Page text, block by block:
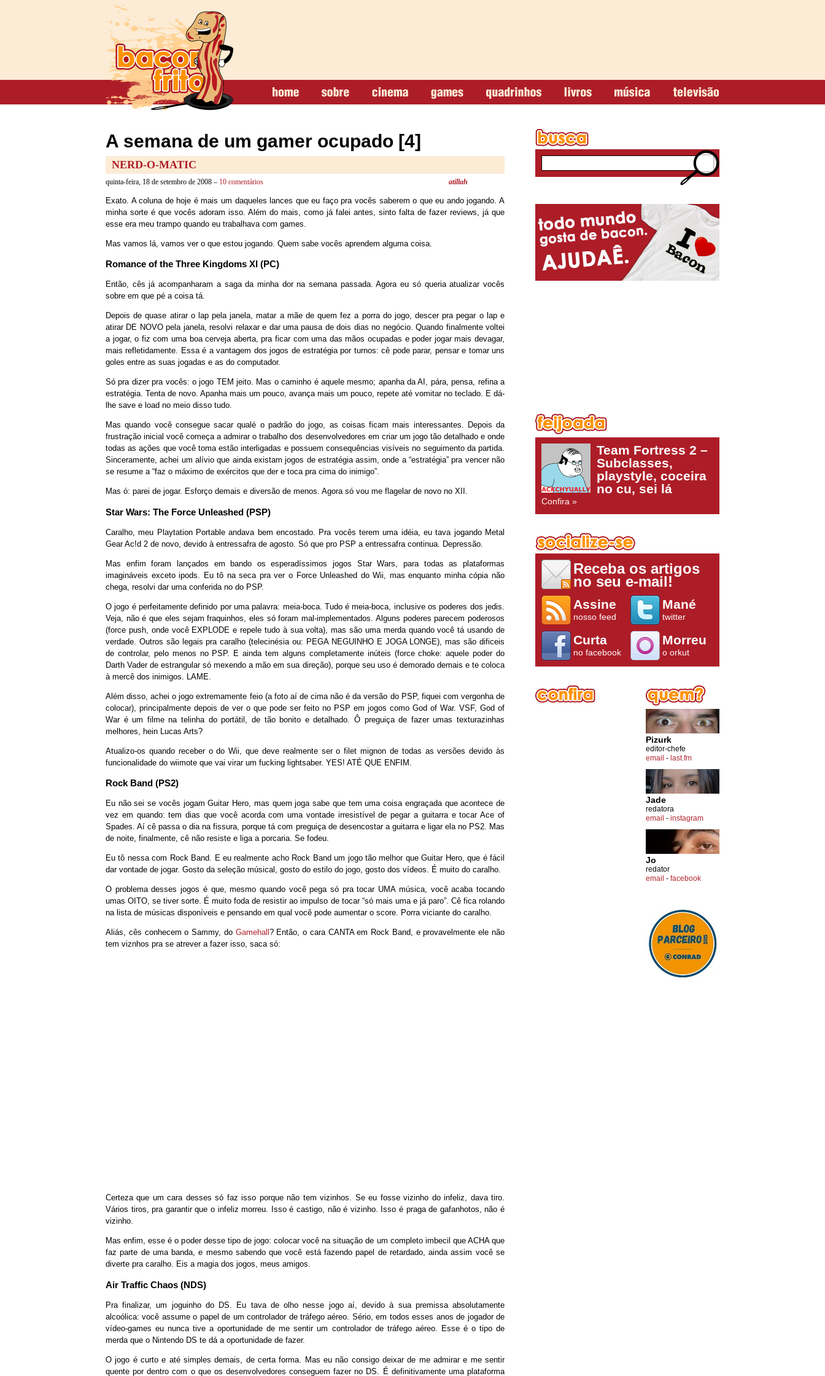
A semana de um gamer ocupado [4]
NERD-O-MATIC
quinta-feira, 18 de setembro de 2008 – 10 comentários atillah
Exato. A coluna de hoje é mais um daqueles lances que eu faço pra vocês saberem o que eu ando jogando. A
minha sorte é que vocês adoram isso. Além do mais, como já falei antes, sinto falta de fazer reviews, já que
esse era meu trampo quando eu trabalhava com games.
Mas vamos lá, vamos ver o que estou jogando. Quem sabe vocês aprendem alguma coisa.
Romance of the Three Kingdoms XI (PC)
Então, cês já acompanharam a saga da minha dor na semana passada. Agora eu só queria atualizar vocês
sobre em que pé a coisa tá.
Depois de quase atirar o lap pela janela, matar a mãe de quem fez a porra do jogo, descer pra pegar o lap e
atirar DE NOVO pela janela, resolvi relaxar e dar uma pausa de dois dias no negócio. Quando finalmente voltei
a jogar, o fiz com uma boa cerveja aberta, pra ficar com uma das mãos ocupadas e poder jogar mais devagar,
mais refletidamente. Essa é a vantagem dos jogos de estratégia por turnos: cê pode parar, pensar e tomar uns
goles entre as suas jogadas e as do computador.
Só pra dizer pra vocês: o jogo TEM jeito. Mas o caminho é aquele mesmo; apanha da AI, pára, pensa, refina a
estratégia. Tenta de novo. Apanha mais um pouco, avança mais um pouco, repete até vomitar no teclado. E dá-
lhe save e load no meio disso tudo.
Mas quando você consegue sacar qualé o padrão do jogo, as coisas ficam mais interessantes. Depois da
frustração inicial você começa a admirar o trabalho dos desenvolvedores em criar um jogo tão detalhado e onde
todas as ações que você toma estão interligadas e possuem consequências visíveis no seguimento da partida.
Sinceramente, achei um alívio que ainda existam jogos de estratégia assim, onde a “estratégia” pra vencer não
se resume a “faz o máximo de exércitos que der e toca pra cima do inimigo”.
Mas ó: parei de jogar. Esforço demais e diversão de menos. Agora só vou me flagelar de novo no XII.
Star Wars: The Force Unleashed (PSP)
Caralho, meu Playtation Portable andava bem encostado. Pra vocês terem uma idéia, eu tava jogando Metal
Gear Ac!d 2 de novo, devido à entressafra de agosto. Só que pro PSP a entressafra continua. Depressão.
Mas enfim foram lançados em bando os esperadíssimos jogos Star Wars, para todas as plataformas
imagináveis exceto ipods. Eu tô na seca pra ver o Force Unleashed do Wii, mas enquanto minha cópia não
chega, resolvi dar uma conferida no do PSP.
O jogo é perfeitamente definido por uma palavra: meia-boca. Tudo é meia-boca, inclusive os poderes dos jedis.
Veja, não é que eles sejam fraquinhos, eles só foram mal-implementados. Alguns poderes parecem poderosos
(force push, onde você EXPLODE e repele tudo à sua volta), mas são uma merda quando você tá usando de
verdade. Outros são legais pra caralho (telecinésia ou: PEGA NEGUINHO E JOGA LONGE), mas são dificeis
de controlar, pelo menos no PSP. E ainda tem alguns completamente inúteis (force choke: aquele poder do
Darth Vader de estrangular só mexendo a mão em sua direção), porque seu uso é demorado demais e te coloca
à mercê dos inimigos. LAME.
Além disso, achei o jogo extremamente feio (a foto aí de cima não é da versão do PSP, fiquei com vergonha de
colocar), principalmente depois de ver o que pode ser feito no PSP em jogos como God of War. VSF, God of
War é um filme na telinha do portátil, de tão bonito e detalhado. Ô preguiça de fazer umas texturazinhas
melhores, hein Lucas Arts?
Atualizo-os quando receber o do Wii, que deve realmente ser o filet mignon de todas as versões devido às
funcionalidade do wiimote que vai virar um fucking lightsaber. YES! ATÉ QUE ENFIM.
Rock Band (PS2)
Eu não sei se vocês jogam Guitar Hero, mas quem joga sabe que tem uma coisa engraçada que acontece de
vez em quando: tem dias que você acorda com uma vontade irresistível de pegar a guitarra e tocar Ace of
Spades. Aí cê passa o dia na fissura, porque tá com preguiça de desencostar a guitarra e ligar ela no PS2. Mas
de noite, finalmente, cê não resiste e liga a porcaria. Se fodeu.
Eu tô nessa com Rock Band. E eu realmente acho Rock Band um jogo tão melhor que Guitar Hero, que é fácil
dar vontade de jogar. Gosto da seleção músical, gosto do estilo do jogo, gosto dos vídeos. É muito do caralho.
O problema desses jogos é que, mesmo quando você pega só pra tocar UMA música, você acaba tocando
umas OITO, se tiver sorte. É muito foda de resistir ao impulso de tocar “só mais uma e já paro”. Cê fica rolando
na lista de músicas disponíveis e pensando em qual você pode aumentar o score. Porra viciante do caralho.
Aliás, cês conhecem o Sammy, do Gamehall ? Então, o cara CANTA em Rock Band, e provavelmente ele não
tem viznhos pra se atrever a fazer isso, saca só:
Certeza que um cara desses só faz isso porque não tem vizinhos. Se eu fosse vizinho do infeliz, dava tiro.
Vários tiros, pra garantir que o infeliz morreu. Isso é castigo, não é vizinho. Isso é praga de gafanhotos, não é
vizinho.
Mas enfim, esse é o poder desse tipo de jogo: colocar você na situação de um completo imbecil que ACHA que
faz parte de uma banda, e mesmo sabendo que você está fazendo papel de retardado, ainda assim você se
diverte pra caralho. Eis a magia dos jogos, meus amigos.
Air Traffic Chaos (NDS)
Pra finalizar, um joguinho do DS. Eu tava de olho nesse jogo aí, devido à sua premissa absolutamente
alcoólica: você assume o papel de um controlador de tráfego aéreo. Sério, em todos esses anos de jogador de
vídeo-games eu nunca tive a oportunidade de me sentir um controlador de tráfego aéreo. Esse é o tipo de
merda que o Nintendo DS te dá a oportunidade de fazer.
O jogo é curto e até simples demais, de certa forma. Mas eu não consigo deixar de me admirar e me sentir
quente por dentro com o que os desenvolvedores conseguem fazer no DS. É definitivamente uma plataforma
Team Fortress 2 –
Subclasses,
playstyle, coceira
no cu, sei lá
Confira »
Receba os artigos
no seu e-mail!
Assine
nosso feed
Mané
twitter
Curta
no facebook
Morreu
o orkut
Pizurk
editor-chefe
email - last.fm
Jade
redatora
email - instagram
Jo
redator
email - facebook